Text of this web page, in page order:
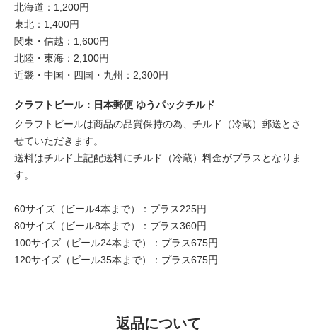
北海道：1,200円
東北：1,400円
関東・信越：1,600円
北陸・東海：2,100円
近畿・中国・四国・九州：2,300円
クラフトビール：日本郵便 ゆうパックチルド
クラフトビールは商品の品質保持の為、チルド（冷蔵）郵送とさ
せていただきます。
送料はチルド上記配送料にチルド（冷蔵）料金がプラスとなりま
す。
60サイズ（ビール4本まで）：プラス225円
80サイズ（ビール8本まで）：プラス360円
100サイズ（ビール24本まで）：プラス675円
120サイズ（ビール35本まで）：プラス675円
返品について